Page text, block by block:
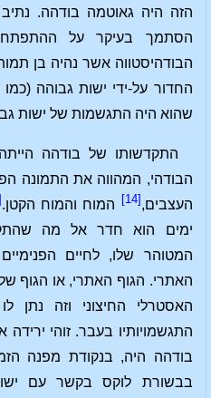
הזה היה גאוטמה בודהה.
הסתמך בעיקר על
הבודהיסטווה אשר נהיה בן
החדור על-ידי ישות גבוהה
שהוא היה התגשמות של ישות
התקדשותו של בודהה
הבודהי, המהווה את התמונה
העצבים, [14] המוח והמוח הקטן.
ימים הוא חדר אל מה
המטוהר שלו, לחיים
האתרי. הגוף האתרי, או הגוף
האסטרלי החיצוני וזה
התגשמויותיו בעבר. זוהי
בודהה היה, בנקודת מפנה
בבשורת לוקס בקשר עם